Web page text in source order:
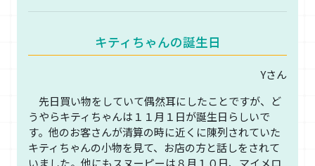
キティちゃんの誕生日
Yさん
先日買い物をしていて偶然耳にしたことですが、ど
うやらキティちゃんは１１月１日が誕生日らしいで
す。他のお客さんが清算の時に近くに陳列されていた
キティちゃんの小物を見て、お店の方と話しをされて
いました。他にもスヌーピーは８月１０日、マイメロ